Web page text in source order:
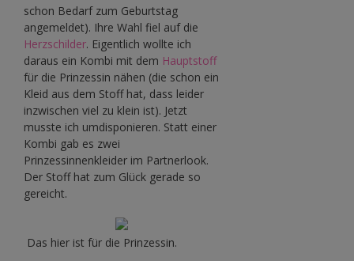
schon Bedarf zum Geburtstag
angemeldet). Ihre Wahl fiel auf die
Herzschilder. Eigentlich wollte ich
daraus ein Kombi mit dem Hauptstoff
für die Prinzessin nähen (die schon ein
Kleid aus dem Stoff hat, dass leider
inzwischen viel zu klein ist). Jetzt
musste ich umdisponieren. Statt einer
Kombi gab es zwei
Prinzessinnenkleider im Partnerlook.
Der Stoff hat zum Glück gerade so
gereicht.
Das hier ist für die Prinzessin.